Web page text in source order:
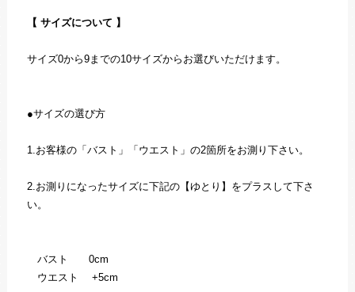
【 サイズについて 】
サイズ0から9までの10サイズからお選びいただけます。
●サイズの選び方
1.お客様の「バスト」「ウエスト」の2箇所をお測り下さい。
2.お測りになったサイズに下記の【ゆとり】をプラスして下さ
い。
バスト 0cm
ウエスト +5cm